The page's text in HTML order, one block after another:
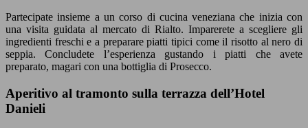
Partecipate insieme a un corso di cucina veneziana che inizia con
una visita guidata al mercato di Rialto. Imparerete a scegliere gli
ingredienti freschi e a preparare piatti tipici come il risotto al nero di
seppia. Concludete l’esperienza gustando i piatti che avete
preparato, magari con una bottiglia di Prosecco.
Aperitivo al tramonto sulla terrazza dell’Hotel
Danieli